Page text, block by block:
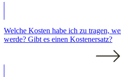
Welche Kosten habe ich zu tragen,
werde? Gibt es einen Kostenersatz?